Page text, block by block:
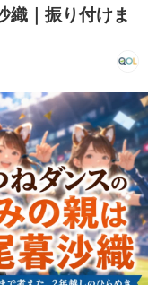
織｜振り付けま